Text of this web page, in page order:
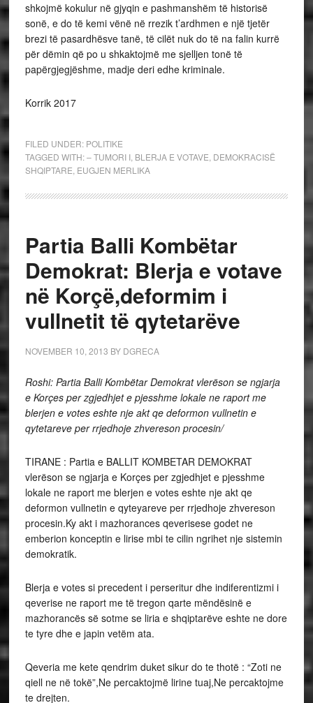
shkojmë kokulur në gjyqin e pashmanshëm të historisë
sonë, e do të kemi vënë në rrezik t’ardhmen e një tjetër
brezi të pasardhësve tanë, të cilët nuk do të na falin kurrë
për dëmin që po u shkaktojmë me sjelljen tonë të
papërgjegjëshme, madje deri edhe kriminale.
Korrik 2017
FILED UNDER: POLITIKE
TAGGED WITH:– TUMORI I, BLERJA E VOTAVE DEMOKRACISË
SHQIPTARE EUGJEN MERLIKA
Partia Balli Kombëtar
Demokrat: Blerja e votave
në Korçë,deformim i
vullnetit të qytetarëve
NOVEMBER 10, 2013 BY DGRECA
Roshi: Partia Balli Kombëtar Demokrat vlerëson se ngjarja
e Korçes per zgjedhjet e pjesshme lokale ne raport me
blerjen e votes eshte nje akt qe deformon vullnetin e
qytetareve per rrjedhoje zhvereson procesin/
TIRANE : Partia e BALLIT KOMBETAR DEMOKRAT
vlerëson se ngjarja e Korçes per zgjedhjet e pjesshme
lokale ne raport me blerjen e votes eshte nje akt qe
deformon vullnetin e qyteyareve per rrjedhoje zhvereson
procesin.Ky akt i mazhorances qeverisese godet ne
emberion konceptin e lirise mbi te cilin ngrihet nje sistemin
demokratik.
Blerja e votes si precedent i perseritur dhe indiferentizmi i
qeverise ne raport me të tregon qarte mëndësinë e
mazhorancës së sotme se liria e shqiptarëve eshte ne dore
te tyre dhe e japin vetëm ata.
Qeveria me kete qendrim duket sikur do te thotë : “Zoti ne
qiell ne në tokë”,Ne percaktojmë lirine tuaj,Ne percaktojme
te drejten.